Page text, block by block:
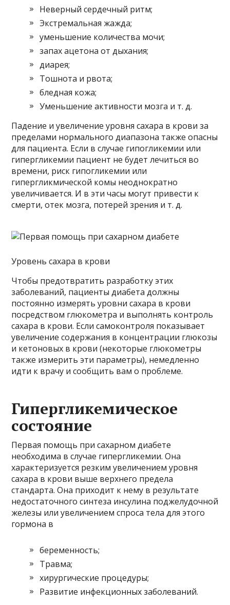
Неверный сердечный ритм;
Экстремальная жажда;
уменьшение количества мочи;
запах ацетона от дыхания;
диарея;
Тошнота и рвота;
бледная кожа;
Уменьшение активности мозга и т. д.
Падение и увеличение уровня сахара в крови за
пределами нормального диапазона также опасны
для пациента. Если в случае гипогликемии или
гипергликемии пациент не будет лечиться во
времени, риск гипогликемии или
гипергликмической комы неоднократно
увеличивается. И в эти часы могут привести к
смерти, отек мозга, потерей зрения и т. д.
Уровень сахара в крови
Чтобы предотвратить разработку этих
заболеваний, пациенты диабета должны
постоянно измерять уровни сахара в крови
посредством глюкометра и выполнять контроль
сахара в крови. Если самоконтроля показывает
увеличение содержания в концентрации глюкозы
и кетоновых в крови (некоторые глюкометры
также измерить эти параметры), немедленно
идти к врачу и сообщить вам о проблеме.
Гипергликемическое
состояние
Первая помощь при сахарном диабете
необходима в случае гипергликемии. Она
характеризуется резким увеличением уровня
сахара в крови выше верхнего предела
стандарта. Она приходит к нему в результате
недостаточного синтеза инсулина поджелудочной
железы или увеличением спроса тела для этого
гормона в
беременность;
Травма;
хирургические процедуры;
Развитие инфекционных заболеваний.